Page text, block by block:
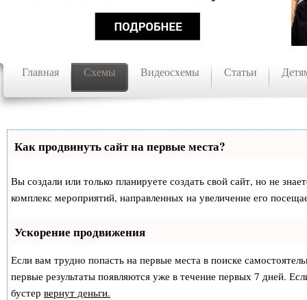
Главная Схемы Видеосхемы Статьи
Как продвинуть сайт на первые места?
Вы создали или только планируете создать свой сайт, но не
комплекс мероприятий, направленных на увеличение его
Ускорение продвижения
Если вам трудно попасть на первые места в поиске
первые результаты появляются уже в течение первых 7 дней.
бустер вернут деньги.